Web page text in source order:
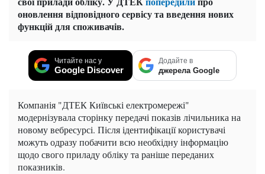
оновлення відповідного сервісу та введення нових
функцій для споживачів.
Читайте нас у
Google Discover
Додайте в
джерела Google
Компанія "ДТЕК Київські електромережі"
модернізувала сторінку передачі показів лічильника на
новому вебресурсі. Після ідентифікації користувачі
можуть одразу побачити всю необхідну інформацію
щодо свого приладу обліку та раніше переданих
показників.